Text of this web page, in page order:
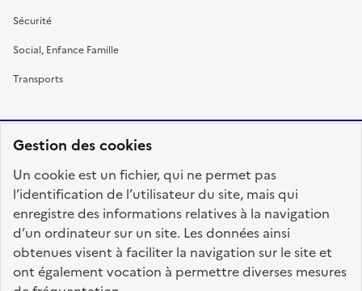
Gestion des cookies
Un cookie est un fichier, qui ne permet pas
l’identification de l’utilisateur du site, mais qui
enregistre des informations relatives à la navigation
d’un ordinateur sur un site. Les données ainsi
obtenues visent à faciliter la navigation sur le site et
ont également vocation à permettre diverses mesures
Sécurité
Social, Enfance Famille
Transports
FRANÇAISE
fonction-publique.gouv.fr
legifrance.gouv.fr